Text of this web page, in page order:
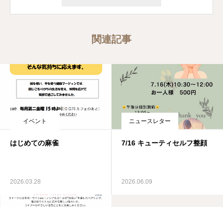
関連記事
イベント
はじめての麻雀
2026.03.28
ニュースレター
7/16 キューティセルフ整顔
2026.06.09